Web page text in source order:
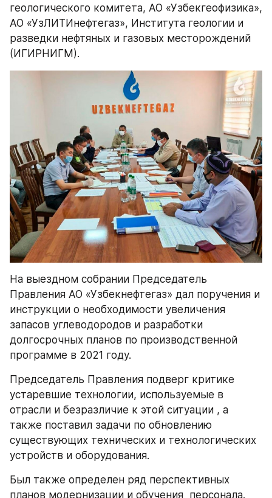
геологического комитета, АО «Узбекгеофизика»,
АО «УзЛИТИнефтегаз», Института геологии и
разведки нефтяных и газовых месторождений
(ИГИРНИГМ).
На выездном собрании Председатель
Правления АО «Узбекнефтегаз» дал поручения и
инструкции о необходимости увеличения
запасов углеводородов и разработки
долгосрочных планов по производственной
программе в 2021 году.
Председатель Правления подверг критике
устаревшие технологии, используемые в
отрасли и безразличие к этой ситуации , а
также поставил задачи по обновлению
существующих технических и технологических
устройств и оборудования.
Был также определен ряд перспективных
планов модернизации и обучения  персонала.